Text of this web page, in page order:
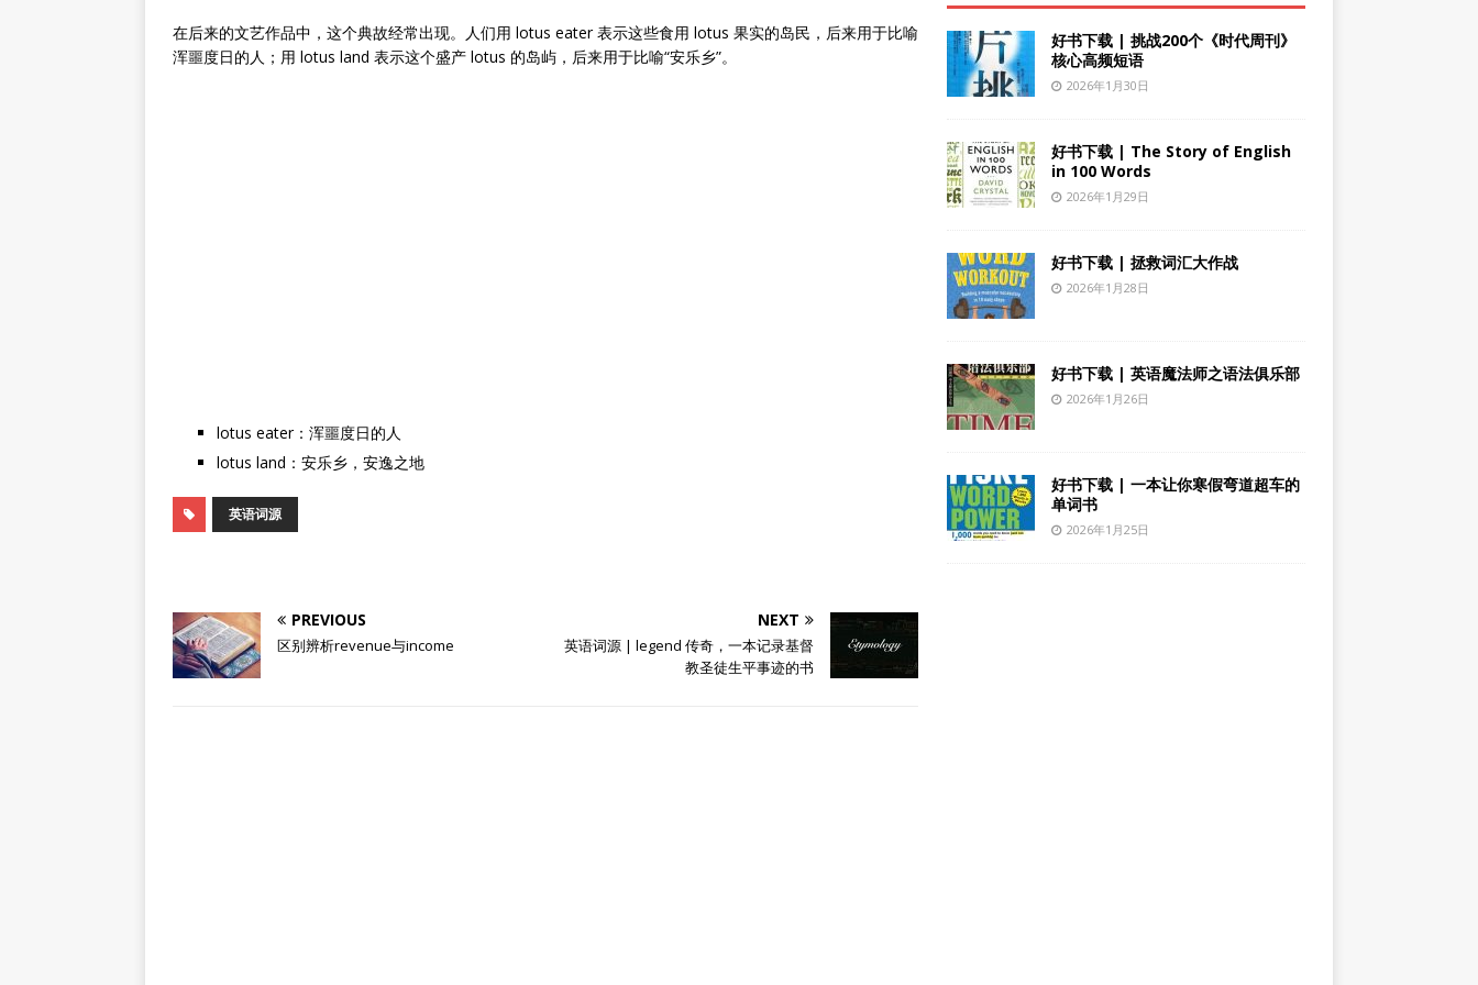
在后来的文艺作品中，这个典故经常出现。人们用 lotus eater 表示这些食用 lotus 果实的岛民，后来用于比喻
浑噩度日的人；用 lotus land 表示这个盛产 lotus 的岛屿，后来用于比喻“安乐乡”。
lotus eater：浑噩度日的人
lotus land：安乐乡，安逸之地
英语词源
PREVIOUS
区别辨析revenue与income
NEXT
英语词源 | legend 传奇，一本记录基督
教圣徒生平事迹的书
好书下载 | 挑战200个《时代周刊》
核心高频短语
2026年1月30日
好书下载 | The Story of English
in 100 Words
2026年1月29日
好书下载 | 拯救词汇大作战
2026年1月28日
好书下载 | 英语魔法师之语法俱乐部
2026年1月26日
好书下载 | 一本让你寒假弯道超车的
单词书
2026年1月25日